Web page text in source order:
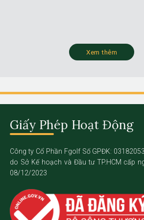
Xem thêm
Giấy Phép Hoạt Động
Công ty Cổ Phần Fgolf Số GPĐK:
do Sở Kế hoạch và Đầu tư TP.HCM cấp
08/12/2023